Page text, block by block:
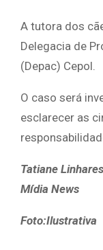
A tutora dos
Delegacia de
(Depac) Cepol.
O caso será
esclarecer as
Tatiane
Mídia News
Foto:Ilustrativa